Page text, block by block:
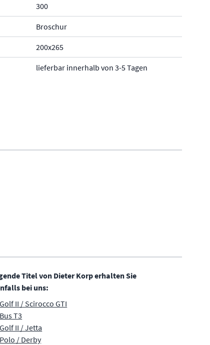
300
Broschur
200x265
lieferbar innerhalb von 3-5 Tagen
Titel von Dieter Korp erhalten Sie
bei uns:
II / Scirocco GTI
T3
II / Jetta
/ Derby